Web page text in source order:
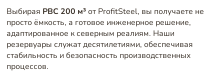
Выбирая РВС 200 м³от ProfitSteel, вы получаете не
просто ёмкость, а готовое инженерное решение,
адаптированное к северным реалиям. Наши
резервуары служат десятилетиями, обеспечивая
стабильность и безопасность производственных
процессов.